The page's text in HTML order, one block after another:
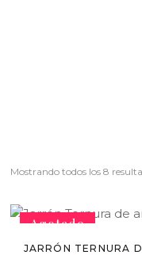
Mostrando todos los 8
Agotado
JARRÓN TERNURA